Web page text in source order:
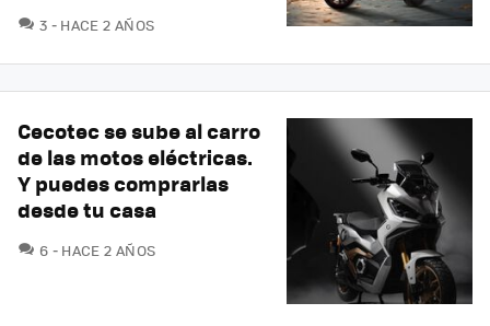
3 COMENTARIOS
HACE 2 AÑOS
Cecotec se sube al carro
de las motos eléctricas.
Y puedes comprarlas
desde tu casa
6 COMENTARIOS
HACE 2 AÑOS